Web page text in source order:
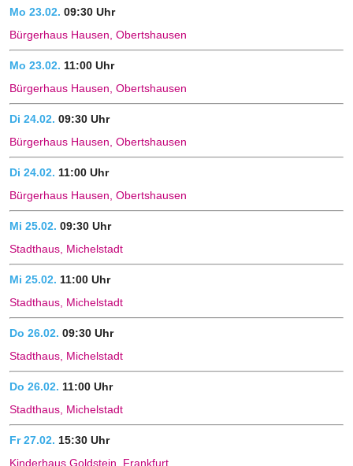
Mo 23.02. 09:30 Uhr
Bürgerhaus Hausen, Obertshausen
Mo 23.02. 11:00 Uhr
Bürgerhaus Hausen, Obertshausen
Di 24.02. 09:30 Uhr
Bürgerhaus Hausen, Obertshausen
Di 24.02. 11:00 Uhr
Bürgerhaus Hausen, Obertshausen
Mi 25.02. 09:30 Uhr
Stadthaus, Michelstadt
Mi 25.02. 11:00 Uhr
Stadthaus, Michelstadt
Do 26.02. 09:30 Uhr
Stadthaus, Michelstadt
Do 26.02. 11:00 Uhr
Stadthaus, Michelstadt
Fr 27.02. 15:30 Uhr
Kinderhaus Goldstein, Frankfurt